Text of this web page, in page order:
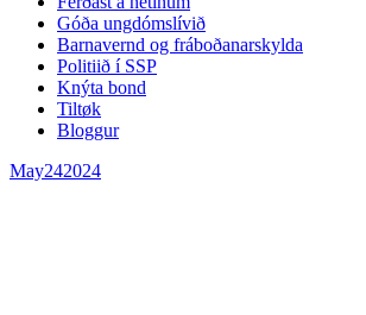
Góða ungdómslívið
Barnavernd og fráboðanarskylda
Politiið í SSP
Knýta bond
Tiltøk
Bloggur
May242024